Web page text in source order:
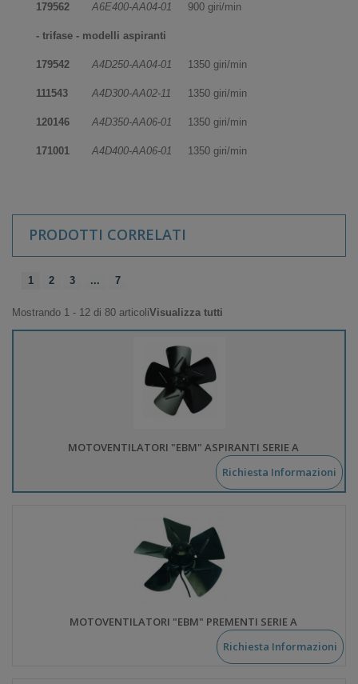
179562 A6E400-AA04-01 900 giri/min
- trifase - modelli aspiranti
179542 A4D250-AA04-01 1350 giri/min
111543 A4D300-AA02-11 1350 giri/min
120146 A4D350-AA06-01 1350 giri/min
171001 A4D400-AA06-01 1350 giri/min
PRODOTTI CORRELATI
1 2 3 ... 7
Mostrando 1 - 12 di 80 articoliVisualizza tutti
MOTOVENTILATORI "EBM" ASPIRANTI SERIE A
Richiesta Informazioni
MOTOVENTILATORI "EBM" PREMENTI SERIE A
Richiesta Informazioni